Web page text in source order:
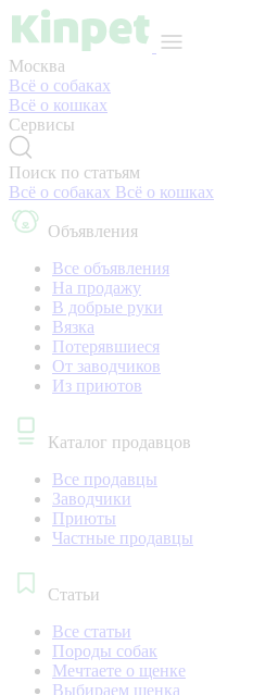
Москва
Всё о собаках
Всё о кошках
Сервисы
Поиск по статьям
Всё о собаках Всё о кошках
Объявления
Все объявления
На продажу
В добрые руки
Вязка
Потерявшиеся
От заводчиков
Из приютов
Каталог продавцов
Все продавцы
Заводчики
Приюты
Частные продавцы
Статьи
Все статьи
Породы собак
Мечтаете о щенке
Выбираем щенка